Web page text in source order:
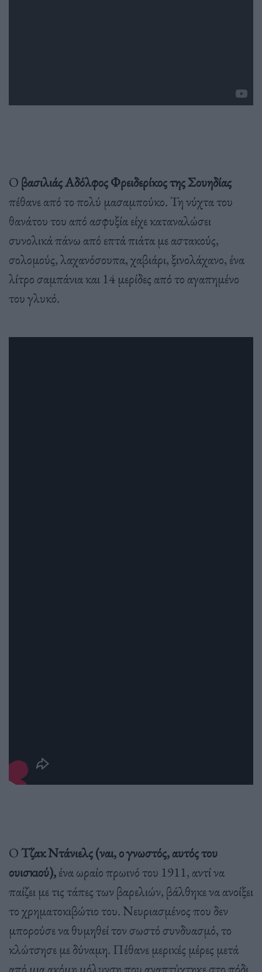
Ο βασιλιάς Αδόλφος Φρειδερίκος της Σουηδίας
πέθανε από το πολύ μασαμπούκο. Τη νύχτα του
θανάτου του από ασφυξία είχε καταναλώσει
συνολικά πάνω από επτά πιάτα με αστακούς,
σολομούς, λαχανόσουπα, χαβιάρι, ξινολάχανο, ένα
λίτρο σαμπάνια και 14 μερίδες από το αγαπημένο
του γλυκό.
Ο Τζακ Ντάνιελς (ναι, ο γνωστός, αυτός του
ουισκιού),ένα ωραίο πρωινό του 1911, αντί να
παίζει με τις τάπες των βαρελιών, βάλθηκε να ανοίξει
το χρηματοκιβώτιο του. Νευριασμένος που δεν
μπορούσε να θυμηθεί τον σωστό συνδυασμό, το
κλώτσησε με δύναμη. Πέθανε μερικές μέρες μετά
από μια ακόμη μόλυνση που αναπτύχτηκε στο πόδι